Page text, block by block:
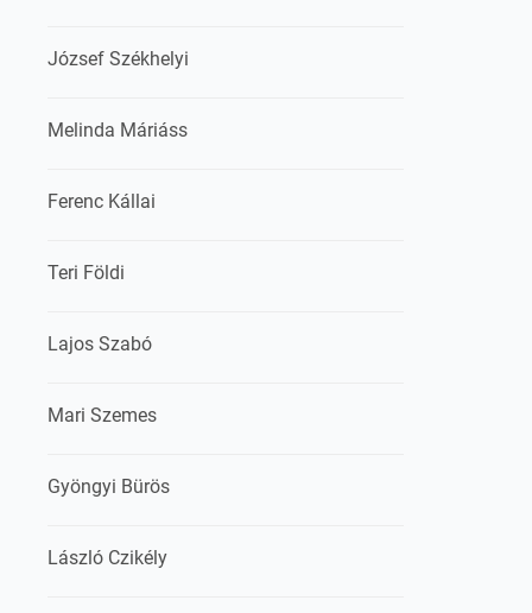
József Székhelyi
Melinda Máriáss
Ferenc Kállai
Teri Földi
Lajos Szabó
Mari Szemes
Gyöngyi Bürös
László Czikély